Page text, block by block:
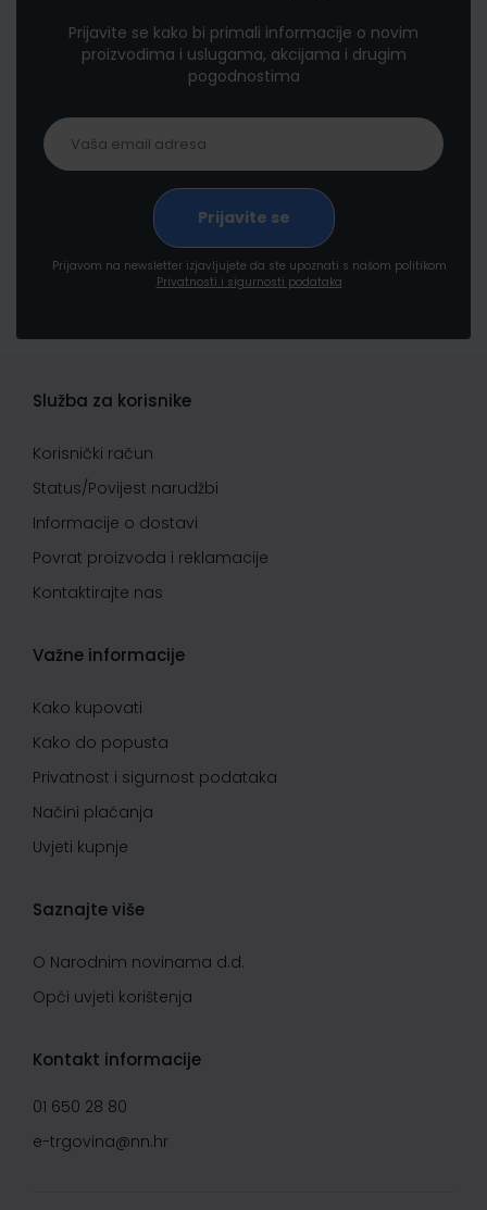
Prijavite se kako bi primali informacije o novim
proizvodima i uslugama, akcijama i drugim
pogodnostima
Prijavom na newsletter izjavljujete da ste upoznati s našom politikom
Privatnosti i sigurnosti podataka
Služba za korisnike
Korisnički račun
Status/Povijest narudžbi
Informacije o dostavi
Povrat proizvoda i reklamacije
Kontaktirajte nas
Važne informacije
Kako kupovati
Kako do popusta
Privatnost i sigurnost podataka
Načini plaćanja
Uvjeti kupnje
Saznajte više
O Narodnim novinama d.d.
Opći uvjeti korištenja
Kontakt informacije
01 650 28 80
e-trgovina@nn.hr